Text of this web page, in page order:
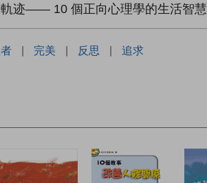
軌迹—— 10 個正向心理學的生活智慧
| 完美 | 反思 | 追求